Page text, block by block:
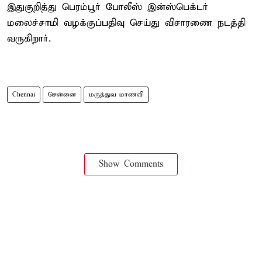
இதுகுறித்து பெரம்பூர் போலீஸ் இன்ஸ்பெக்டர்
மலைச்சாமி வழக்குப்பதிவு செய்து விசாரணை நடத்தி
வருகிறார்.
Chennai சென்னை மருத்துவ மாணவி
Show Comments